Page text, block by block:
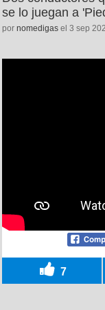
se lo juegan a
por nomedigas el 3 sep
7